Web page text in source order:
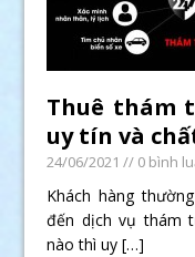
Thuê thám
uy tín và
24/06/2021 // 0 bình
Khách hàng
đến dịch vụ thám
nào thì uy[…]